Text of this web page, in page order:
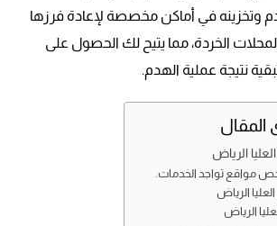
وتخزينه في أماكن مخصصة لإعادة فرزها
الخردة، مما يتيح لك الحصول على
نتيجة عملية الهدم.
المقال
الرياض
مواقع تواجد الخدمات.
الرياض
الرياض